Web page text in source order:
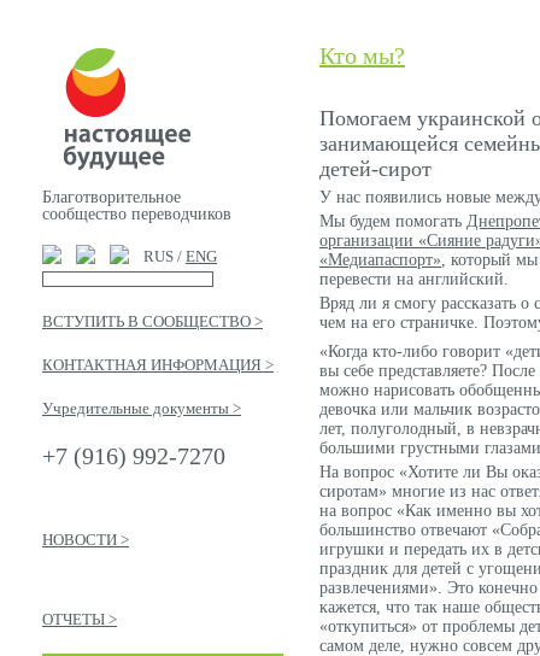
Благотворительное
сообщество переводчиков
RUS / ENG
ВСТУПИТЬ В СООБЩЕСТВО >
КОНТАКТНАЯ ИНФОРМАЦИЯ >
Учредительные документы >
+7 (916) 992-7270
НОВОСТИ >
ОТЧЕТЫ >
Кто мы?
Помогаем украинской
занимающейся
детей-сирот
У нас появились новые
Мы будем помогать
организации «Сияние
«Медиапаспорт», который
перевести на английский.
Вряд ли я смогу рассказать
чем на его страничке.
«Когда кто-либо говорит
вы себе представляете?
можно нарисовать
девочка или мальчик
лет, полуголодный, в
большими грустными
На вопрос «Хотите ли Вы
сиротам» многие из нас
на вопрос «Как именно вы
большинство отвечают
игрушки и передать их в
праздник для детей с
развлечениями». Это
кажется, что так наше
«откупиться» от проблемы
самом деле, нужно совсем